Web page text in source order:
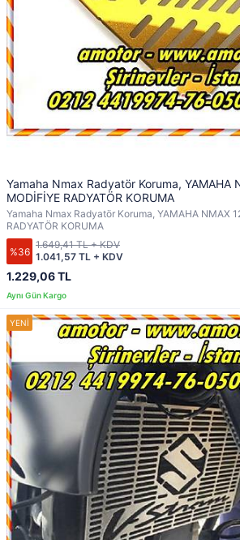
Yamaha Nmax Radyatör Koruma, YAMAHA
MODİFİYE RADYATÖR KORUMA
Yamaha Nmax Radyatör Koruma, YAMAHA NMAX
RADYATÖR KORUMA
%36
1.229,06 TL
1.041,57 TL + KDV
1.649,41 TL + KDV